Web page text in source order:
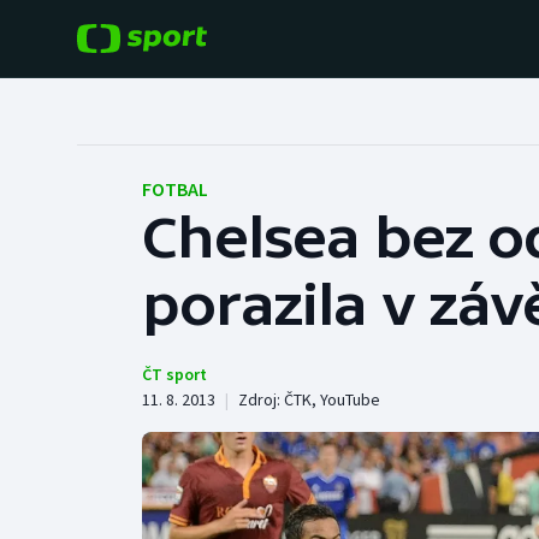
Hokej
Tenis
Cyklistika
Baseball a softbal
Basketbal
Boby a skeleton
Box
FOTBAL
Chelsea bez
porazila v
ČT sport
11. 8. 2013 | Zdroj: ČTK, YouTube